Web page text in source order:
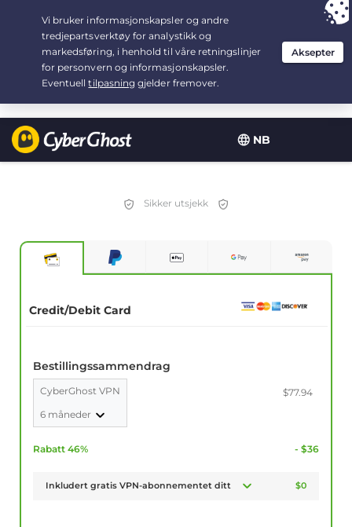
NB
Your choice: The Best Dealfor 2.1666666666667-years at $
/month
Sikker utsjekk
Credit/Debit Card
Bestillingssammendrag
CyberGhost VPN
6 måneder
$77.94
Rabatt 46% - $36
Inkludert gratis VPN-abonnementet ditt $0